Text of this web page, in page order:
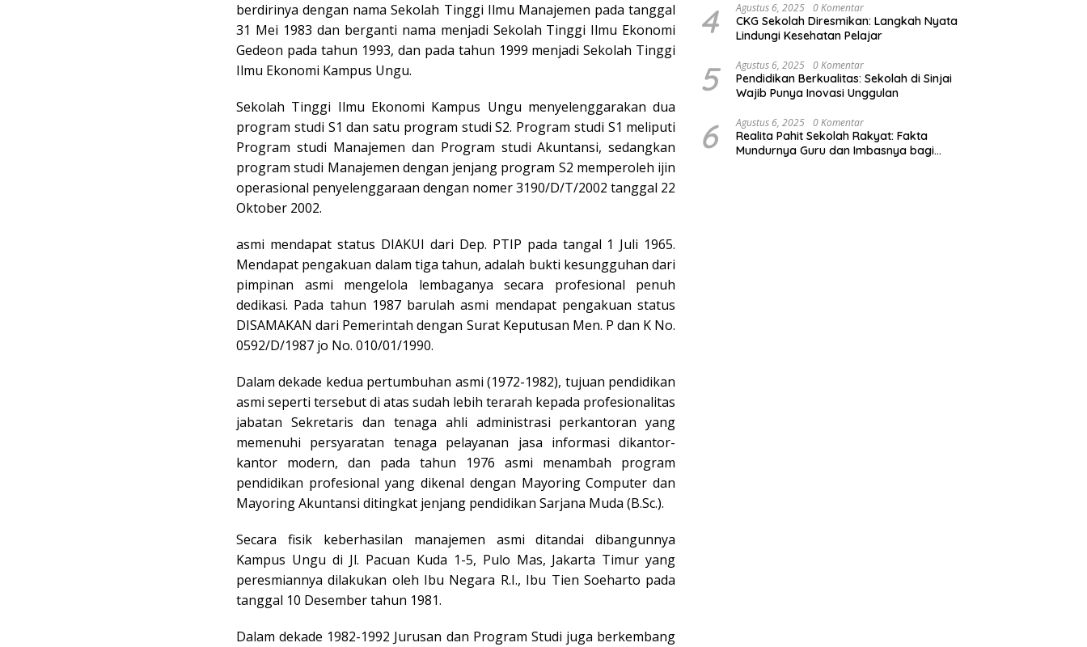
berdirinya dengan nama Sekolah Tinggi Ilmu Manajemen pada tanggal
31 Mei 1983 dan berganti nama menjadi Sekolah Tinggi Ilmu Ekonomi
Gedeon pada tahun 1993, dan pada tahun 1999 menjadi Sekolah Tinggi
Ilmu Ekonomi Kampus Ungu.
Sekolah Tinggi Ilmu Ekonomi Kampus Ungu menyelenggarakan dua
program studi S1 dan satu program studi S2. Program studi S1 meliputi
Program studi Manajemen dan Program studi Akuntansi, sedangkan
program studi Manajemen dengan jenjang program S2 memperoleh ijin
operasional penyelenggaraan dengan nomer 3190/D/T/2002 tanggal 22
Oktober 2002.
asmi mendapat status DIAKUI dari Dep. PTIP pada tangal 1 Juli 1965.
Mendapat pengakuan dalam tiga tahun, adalah bukti kesungguhan dari
pimpinan asmi mengelola lembaganya secara profesional penuh
dedikasi. Pada tahun 1987 barulah asmi mendapat pengakuan status
DISAMAKAN dari Pemerintah dengan Surat Keputusan Men. P dan K No.
0592/D/1987 jo No. 010/01/1990.
Dalam dekade kedua pertumbuhan asmi (1972-1982), tujuan pendidikan
asmi seperti tersebut di atas sudah lebih terarah kepada profesionalitas
jabatan Sekretaris dan tenaga ahli administrasi perkantoran yang
memenuhi persyaratan tenaga pelayanan jasa informasi dikantor-
kantor modern, dan pada tahun 1976 asmi menambah program
pendidikan profesional yang dikenal dengan Mayoring Computer dan
Mayoring Akuntansi ditingkat jenjang pendidikan Sarjana Muda (B.Sc.).
Secara fisik keberhasilan manajemen asmi ditandai dibangunnya
Kampus Ungu di Jl. Pacuan Kuda 1-5, Pulo Mas, Jakarta Timur yang
peresmiannya dilakukan oleh Ibu Negara R.I., Ibu Tien Soeharto pada
tanggal 10 Desember tahun 1981.
Dalam dekade 1982-1992 Jurusan dan Program Studi juga berkembang
4 Agustus 6, 2025 0 Komentar
CKG Sekolah Diresmikan: Langkah Nyata
Lindungi Kesehatan Pelajar
5 Agustus 6, 2025 0 Komentar
Pendidikan Berkualitas: Sekolah di Sinjai
Wajib Punya Inovasi Unggulan
6 Agustus 6, 2025 0 Komentar
Realita Pahit Sekolah Rakyat: Fakta
Mundurnya Guru dan Imbasnya bagi